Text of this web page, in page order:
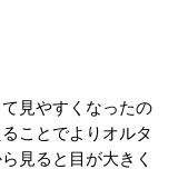
見やすくなったの
ことでよりオルタ
見ると目が大きく